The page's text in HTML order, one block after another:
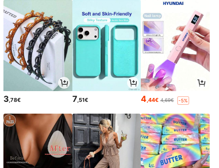
3,78€ 7,51€ 4,44€ 4,69€ -5%